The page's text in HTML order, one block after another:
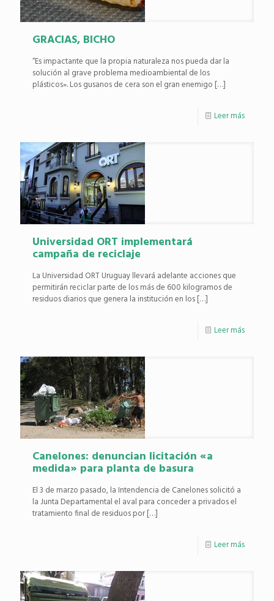
GRACIAS, BICHO
“Es impactante que la propia naturaleza nos pueda dar la
solución al grave problema medioambiental de los
plásticos». Los gusanos de cera son el gran enemigo […]
Leer más
Universidad ORT implementará
campaña de reciclaje
La Universidad ORT Uruguay llevará adelante acciones que
permitirán reciclar parte de los más de 600 kilogramos de
residuos diarios que genera la institución en los[…]
Leer más
Canelones: denuncian licitación «a
medida» para planta de basura
El 3 de marzo pasado, la Intendencia de Canelones solicitó a
la Junta Departamental el aval para conceder a privados el
tratamiento final de residuos por[…]
Leer más